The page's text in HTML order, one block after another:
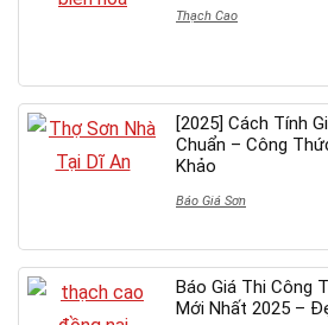
Thạch Cao
[2025] Cách Tính
Chuẩn – Công
Khảo
Báo Giá Sơn
Báo Giá Thi Công
Mới Nhất 2025 –